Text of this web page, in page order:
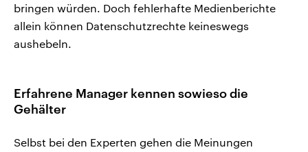
bringen würden. Doch fehlerhafte Medienberichte
allein können Datenschutzrechte keineswegs
aushebeln.
Erfahrene Manager kennen sowieso die
Gehälter
Selbst bei den Experten gehen die Meinungen